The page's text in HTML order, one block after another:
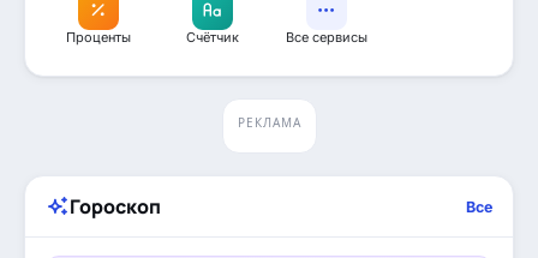
Проценты Счётчик Все сервисы
РЕКЛАМА
Гороскоп Все